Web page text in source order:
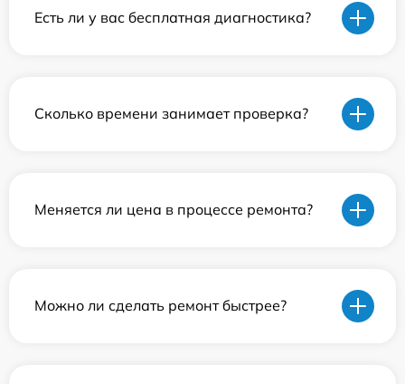
Есть ли у вас бесплатная диагностика?
Сколько времени занимает проверка?
Меняется ли цена в процессе ремонта?
Можно ли сделать ремонт быстрее?